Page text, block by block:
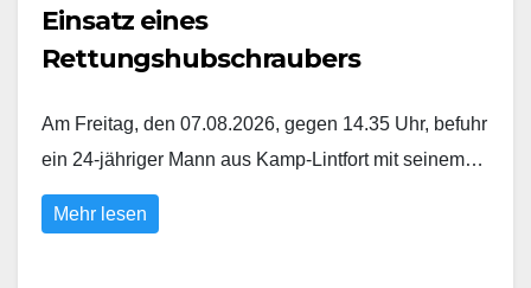
Einsatz eines
Rettungshubschraubers
Am Freitag, den 07.08.2026, gegen 14.35 Uhr, befuhr
ein 24-jähriger Mann aus Kamp-Lintfort mit seinem…
Mehr lesen